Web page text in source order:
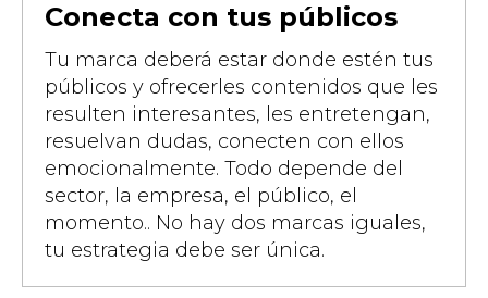
Conecta con tus públicos
Tu marca deberá estar donde estén tus
públicos y ofrecerles contenidos que les
resulten interesantes, les entretengan,
resuelvan dudas, conecten con ellos
emocionalmente. Todo depende del
sector, la empresa, el público, el
momento.. No hay dos marcas iguales,
tu estrategia debe ser única.